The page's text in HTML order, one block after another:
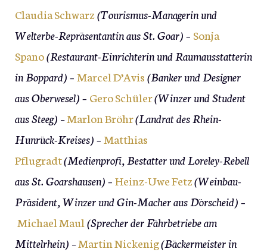
Claudia Schwarz(Tourismus-Managerin und
Welterbe-Repräsentantin aus St. Goar) – Sonja
Spano(Restaurant-Einrichterin und Raumausstatterin
in Boppard) – Marcel D’Avis(Banker und Designer
aus Oberwesel) – Gero Schüler(Winzer und Student
aus Steeg) –Marlon Bröhr(Landrat des Rhein-
Hunrück-Kreises) – Matthias
Pflugradt(Medienprofi, Bestatter und Loreley-Rebell
aus St. Goarshausen) –Heinz-Uwe Fetz(Weinbau-
Präsident, Winzer und Gin-Macher aus Dörscheid) –
Michael Maul (Sprecher der Fährbetriebe am
Mittelrhein) –Martin Nickenig(Bäckermeister in